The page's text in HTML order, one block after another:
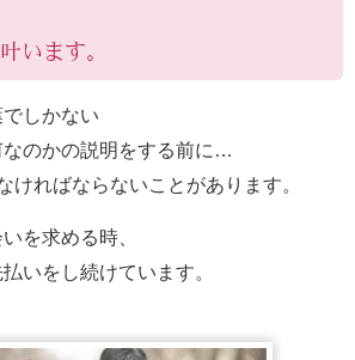
います。
しかない
なのかの説明をする前に…
ければならないことがあります。
を求める時、
いをし続けています。